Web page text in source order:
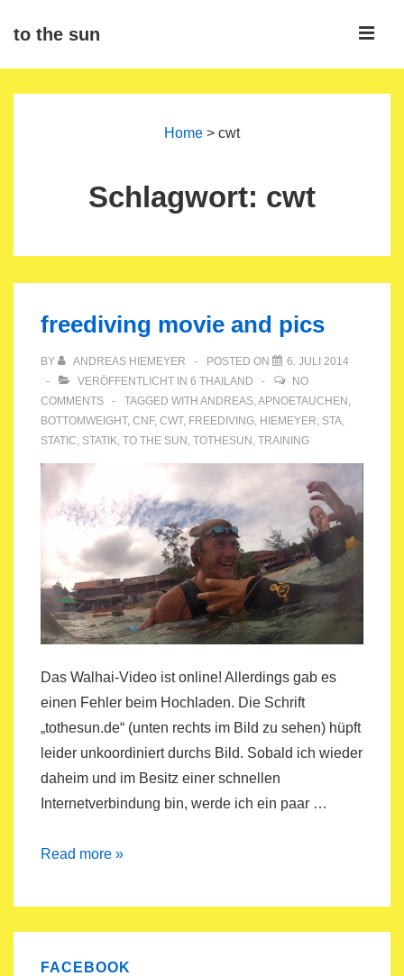
Zumto the sun
Home > cwt
Schlagwort: cwt
freediving movie and pics
BY ANDREAS HIEMEYER POSTED ON
6. JULI 2014
VERÖFFENTLICHT IN 6 THAILAND
NO
COMMENTS
TAGGED WITH ANDREAS,APNOETAUCHEN ,
BOTTOMWEIGHT, CNF, CWT, FREEDIVING, HIEMEYER, STA,
STATIC, STATIK, TO THE SUN , TOTHESUN , TRAINING
Das Walhai-Video ist online! Allerdings gab es
einen Fehler beim Hochladen. Die Schrift
„tothesun.de“ (unten rechts im Bild zu sehen) hüpft
leider unkoordiniert durchs Bild. Sobald ich wieder
daheim und im Besitz einer schnellen
Internetverbindung bin, werde ich ein paar …
freediving
and
pics
Read more »
FACEBOOK